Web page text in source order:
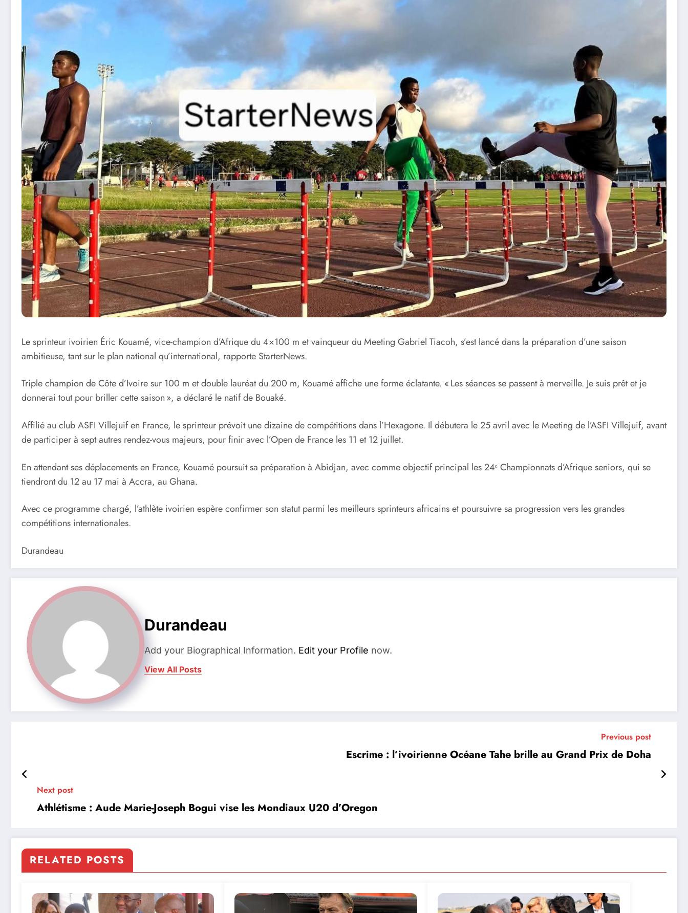
Le sprinteur ivoirien Éric Kouamé, vice-champion d’Afrique du 4×100 m et vainqueur du Meeting Gabriel Tiacoh, s’est lancé dans la préparation d’une saison
ambitieuse, tant sur le plan national qu’international, rapporte StarterNews.
Triple champion de Côte d’Ivoire sur 100 m et double lauréat du 200 m, Kouamé affiche une forme éclatante. « Les séances se passent à merveille. Je suis prêt et je
donnerai tout pour briller cette saison », a déclaré le natif de Bouaké.
Affilié au club ASFI Villejuif en France, le sprinteur prévoit une dizaine de compétitions dans l’Hexagone. Il débutera le 25 avril avec le Meeting de l’ASFI Villejuif, avant
de participer à sept autres rendez-vous majeurs, pour finir avec l’Open de France les 11 et 12 juillet.
En attendant ses déplacements en France, Kouamé poursuit sa préparation à Abidjan, avec comme objectif principal les 24ᵉ Championnats d’Afrique seniors, qui se
tiendront du 12 au 17 mai à Accra, au Ghana.
Avec ce programme chargé, l’athlète ivoirien espère confirmer son statut parmi les meilleurs sprinteurs africains et poursuivre sa progression vers les grandes
compétitions internationales.
Durandeau
Durandeau
Add your Biographical Information. Edit your Profile now.
View All Posts
Previous post
Escrime : l’ivoirienne Océane Tahe brille au Grand Prix de Doha
Next post
Athlétisme : Aude Marie-Joseph Bogui vise les Mondiaux U20 d’Oregon
RELATED POSTS